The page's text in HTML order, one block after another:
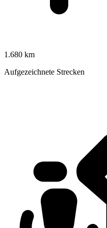
1.680 km
Aufgezeichnete Strecken